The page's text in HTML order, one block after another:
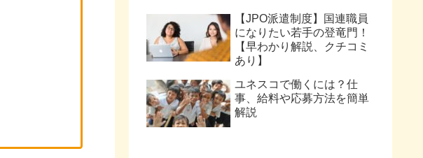
【JPO派遣制度】国連職員
になりたい若手の登竜門！
【早わかり解説、クチコミ
あり】
ユネスコで働くには？仕
事、給料や応募方法を簡単
解説